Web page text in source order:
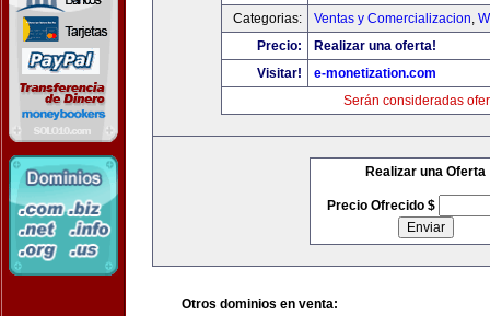
Categorias:
Ventas y Comercializacion,
Precio:
Realizar una oferta!
Visitar!
e-monetization.com
Serán consideradas
Realizar una Oferta
Precio Ofrecido $
Otros dominios en venta: